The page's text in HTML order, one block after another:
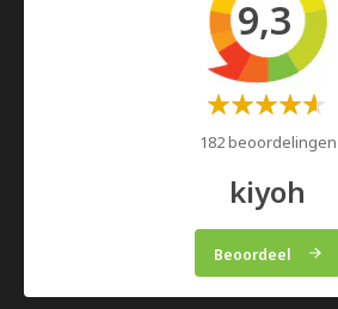
9,3
Waardering:
182 beoordelingen
kiyoh
Beoordeel